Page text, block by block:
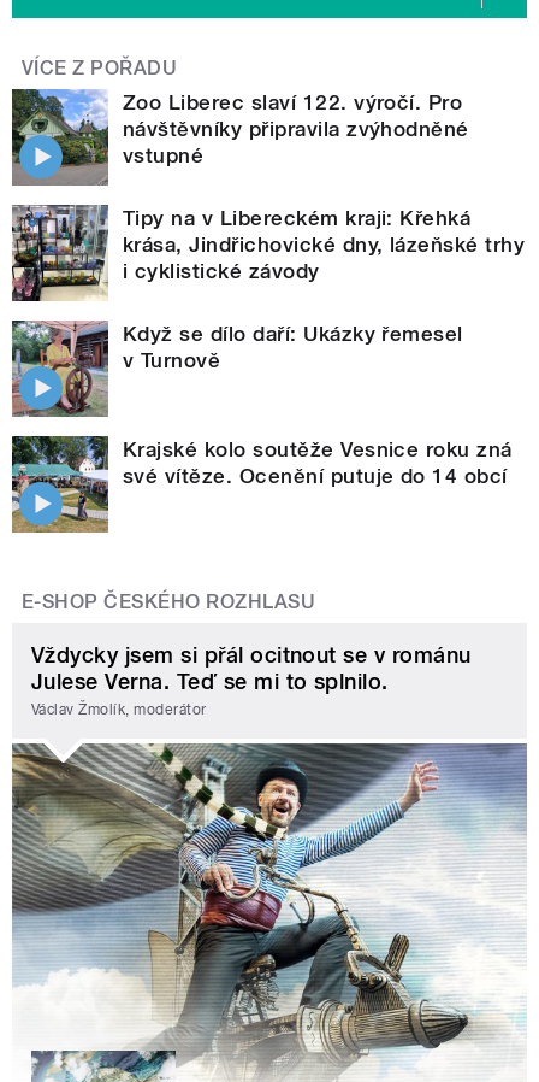
VÍCE Z POŘADU
Zoo Liberec slaví 122. výročí. Pro
návštěvníky připravila zvýhodněné
vstupné
Tipy na v Libereckém kraji: Křehká
krása, Jindřichovické dny, lázeňské trhy
i cyklistické závody
Když se dílo daří: Ukázky řemesel
v Turnově
Krajské kolo soutěže Vesnice roku zná
své vítěze. Ocenění putuje do 14 obcí
E-SHOP ČESKÉHO ROZHLASU
Vždycky jsem si přál ocitnout se v románu
Julese Verna. Teď se mi to splnilo.
Václav Žmolík, moderátor